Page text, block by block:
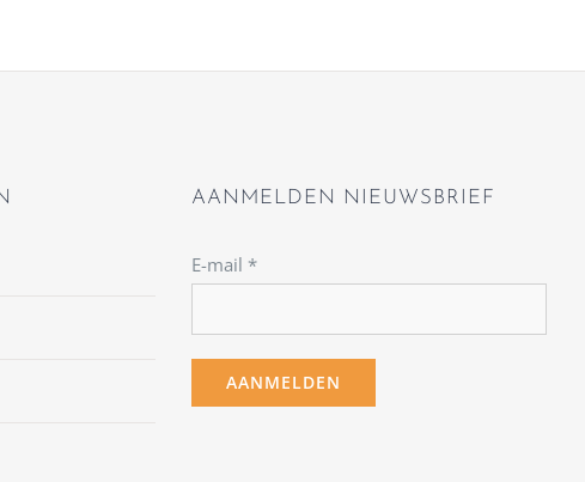
AANMELDEN NIEUWSBRIEF
E-mail *